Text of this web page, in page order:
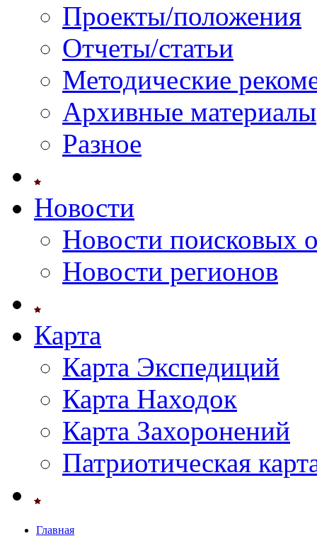
Проекты/положения
Отчеты/статьи
Методические
Архивные материалы
Разное
Новости
Новости поисковых
Новости регионов
Карта
Карта Экспедиций
Карта Находок
Карта Захоронений
Патриотическая
Главная